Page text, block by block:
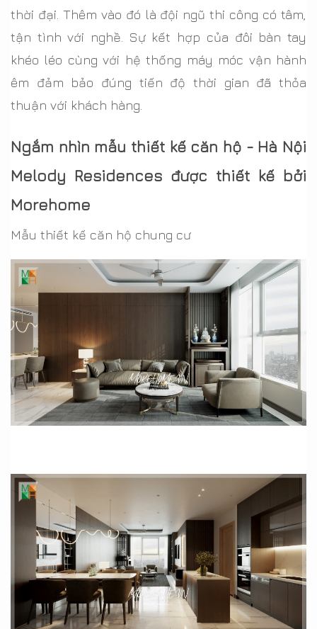
thời đại. Thêm vào đó là đội ngũ thi công có tâm,
tận tình với nghề. Sự kết hợp của đôi bàn tay
khéo léo cùng với hệ thống máy móc vận hành
êm đảm bảo đúng tiến độ thời gian đã thỏa
thuận với khách hàng.
Ngắm nhìn mẫu thiết kế căn hộ - Hà Nội
Melody Residences được thiết kế bởi
Morehome
Mẫu thiết kế căn hộ chung cư